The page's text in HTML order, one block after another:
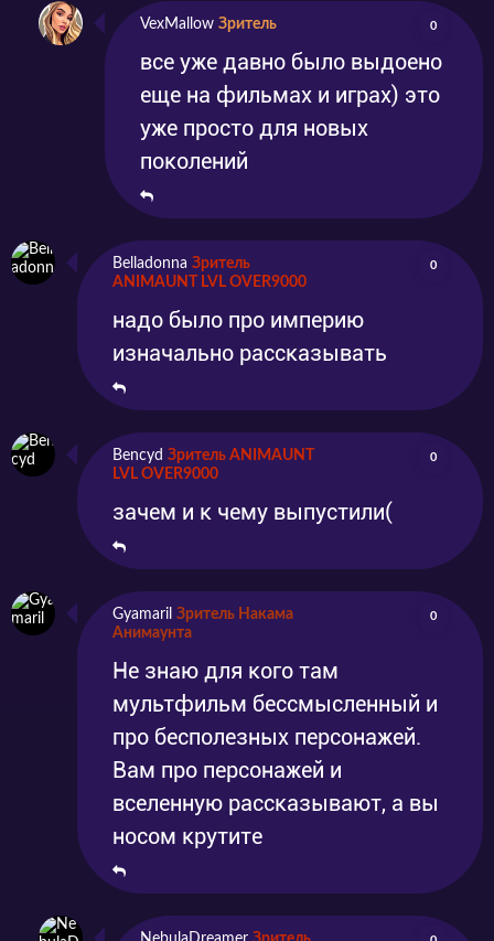
VexMallow Зритель 0
все уже давно было выдоено
еще на фильмах и играх) это
уже просто для новых
поколений
Belladonna Зритель
ANIMAUNT LVL OVER9000
0
надо было про империю
изначально рассказывать
Bencyd Зритель ANIMAUNT
LVL OVER9000
0
зачем и к чему выпустили(
Gyamaril Зритель Накама
Анимаунта
0
Не знаю для кого там
мультфильм бессмысленный и
про бесполезных персонажей.
Вам про персонажей и
вселенную рассказывают, а вы
носом крутите